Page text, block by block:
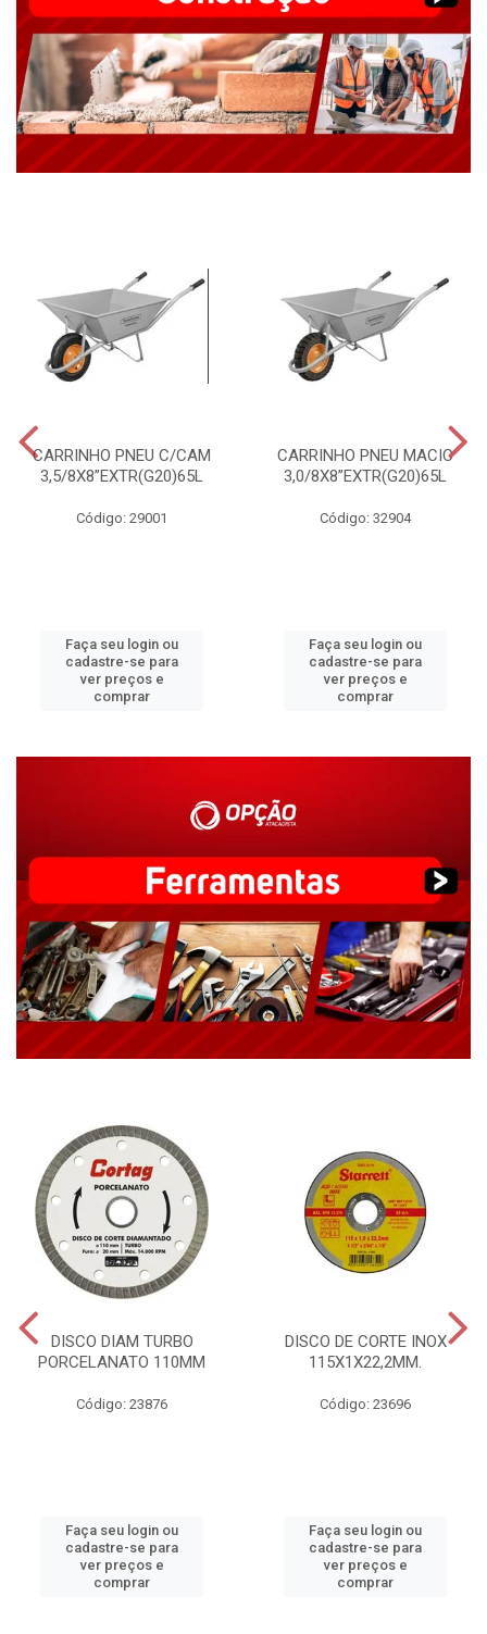
CARRINHO PNEU C/CAM
3,5/8X8”EXTR(G20)65L
Código: 29001
Faça seu login ou
cadastre-se para
ver preços e
comprar
CARRINHO PNEU MACIC
3,0/8X8”EXTR(G20)65L
Código: 32904
Faça seu login ou
cadastre-se para
ver preços e
comprar
DISCO DIAM TURBO
PORCELANATO 110MM
Código: 23876
Faça seu login ou
cadastre-se para
ver preços e
comprar
DISCO DE CORTE INOX
115X1X22,2MM.
Código: 23696
Faça seu login ou
cadastre-se para
ver preços e
comprar